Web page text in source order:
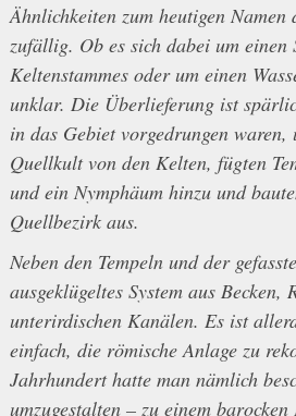
Ähnlichkeiten zum heutigen
zufällig. Ob es sich dabei um einen
Keltenstammes oder um einen
unklar. Die Überlieferung ist
in das Gebiet vorgedrungen waren,
Quellkult von den Kelten, fügten
und ein Nymphäum hinzu und
Quellbezirk aus.
Neben den Tempeln und der
ausgeklügeltes System aus Becken,
unterirdischen Kanälen. Es ist
einfach, die römische Anlage zu
Jahrhundert hatte man nämlich
umzugestalten – zu einem